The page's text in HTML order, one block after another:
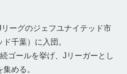
ーグのジェフユナイテッド市
千葉）に入団。
ゴールを挙げ、Jリーガーとし
める。